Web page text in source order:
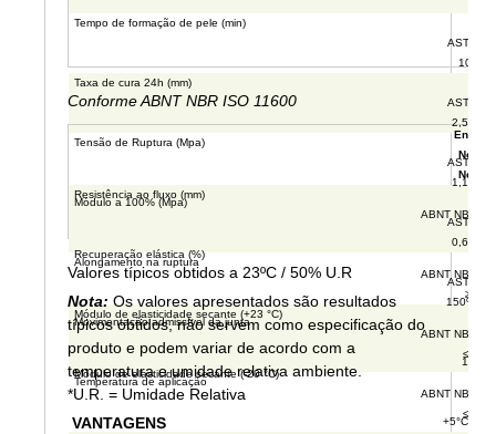
Tempo de formação de pele (min)
ASTM
10 a
Taxa de cura 24h (mm)
ASTM
2,5 +/-
Tensão de Ruptura (Mpa)
ASTM
1,1 +/-
Módulo a 100% (Mpa)
ASTM
0,6 +/-
Alongamento na ruptura
ASTM
150%
Movimentação admissível da junta
12,5%
Temperatura de aplicação
+5°C a
Conforme ABNT NBR ISO 11600
Norma
Norma
Resistência ao fluxo (mm)
ABNT NBR
Recuperação elástica (%)
ABNT NBR
≥ 60
Módulo de elasticidade secante (+23 °C)
ABNT NBR
≤ 0,4
Módulo de elasticidade secante (-20 °C)
ABNT NBR
≤ 0,6
Valores típicos obtidos a 23ºC / 50% U.R
Nota: Os valores apresentados são resultados
típicos obtidos, não servem como especificação do
produto e podem variar de acordo com a
temperatura e umidade relativa ambiente.
*U.R. = Umidade Relativa
VANTAGENS